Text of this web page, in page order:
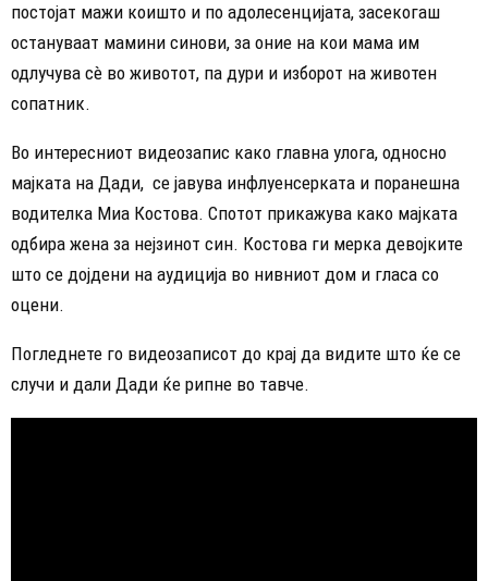
постојат мажи коишто и по адолесенцијата, засекогаш
остануваат мамини синови, за оние на кои мама им
одлучува сè во животот, па дури и изборот на животен
сопатник.
Во интересниот видеозапис како главна улога, односно
мајката на Дади, се јавува инфлуенсерката и поранешна
водителка Миа Костова. Спотот прикажува како мајката
одбира жена за нејзинот син. Костова ги мерка девојките
што се дојдени на аудиција во нивниот дом и гласа со
оцени.
Погледнете го видеозаписот до крај да видите што ќе се
случи и дали Дади ќе рипне во тавче.